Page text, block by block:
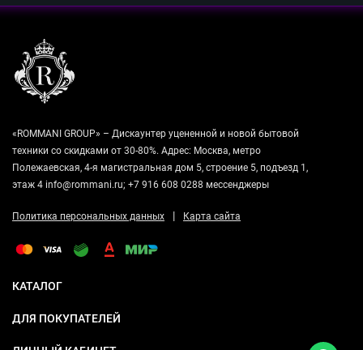
«ROMMANI GROUP» – Дискаунтер уцененной и новой бытовой
техники со скидками от 30-80%. Адрес: Москва, метро
Полежаевская, 4-я магистральная дом 5, строение 5, подъезд 1,
этаж 4 info@rommani.ru; +7 916 608 0288 мессенджеры
Политика персональных данных | Карта сайта
КАТАЛОГ
ДЛЯ ПОКУПАТЕЛЕЙ